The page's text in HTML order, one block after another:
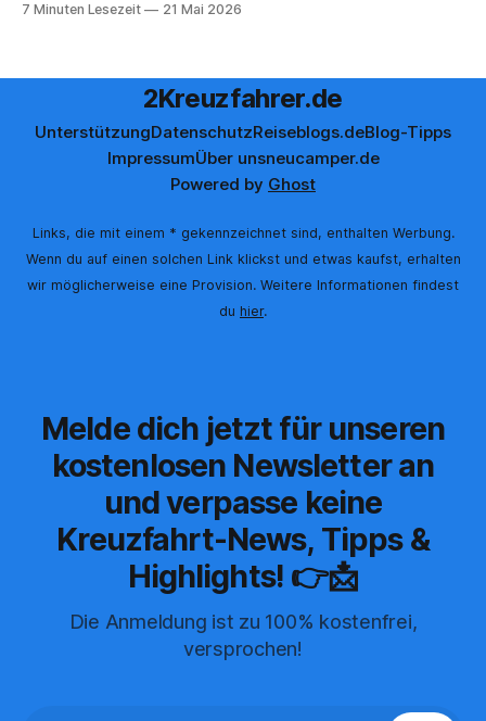
Cocktail an der Bar. Auch auf einer unserer letzten Reisen
7 Minuten Lesezeit 21 Mai 2026
2Kreuzfahrer.de
UnterstützungDatenschutzReiseblogs.deBlog-Tipps
ImpressumÜber unsneucamper.de
Powered by Ghost
Links, die mit einem * gekennzeichnet sind, enthalten Werbung.
Wenn du auf einen solchen Link klickst und etwas kaufst, erhalten
wir möglicherweise eine Provision. Weitere Informationen findest
du hier.
Melde dich jetzt für unseren
kostenlosen Newsletter an
und verpasse keine
Kreuzfahrt-News, Tipps &
Highlights! 👉📩
Die Anmeldung ist zu 100% kostenfrei,
versprochen!